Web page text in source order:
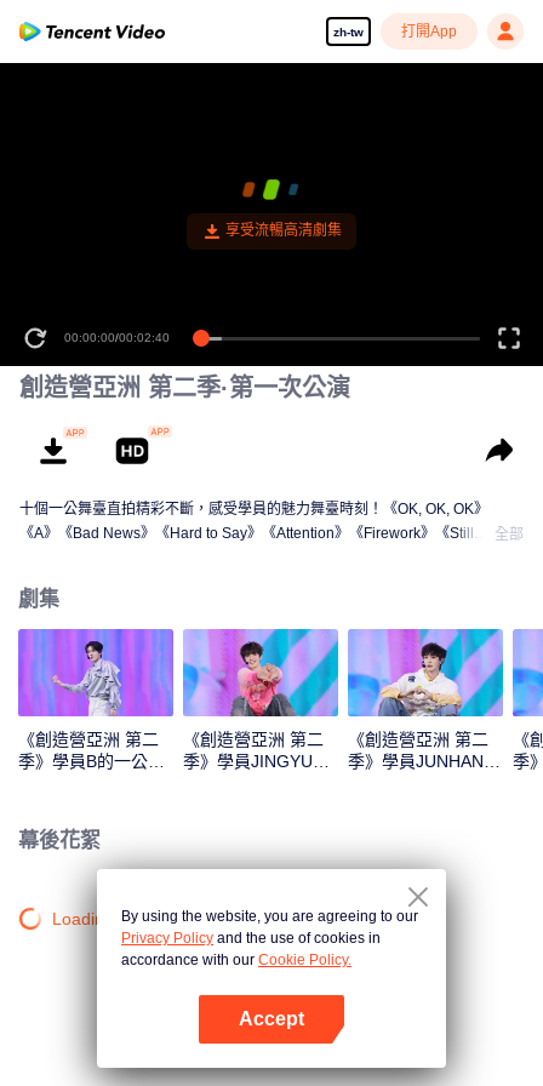
zh-tw 打開App
享受流暢高清劇集
00:00:00/00:02:40
創造營亞洲 第二季·第一次公演
十個一公舞臺直拍精彩不斷，感受學員的魅力舞臺時刻！《OK, OK, OK》
《A》《Bad News》《Hard to Say》《Attention》《Firework》《Still
全部
劇集
《創造營亞洲 第二
季》學員B的一公直
《創造營亞洲 第二
季》學員JINGYU的
《創造營亞洲 第二
季》學員JUNHAN的
《
季
幕後花絮
Loading…By using the website, you are agreeing to our
Privacy Policy and the use of cookies in
accordance with our Cookie Policy.
Accept